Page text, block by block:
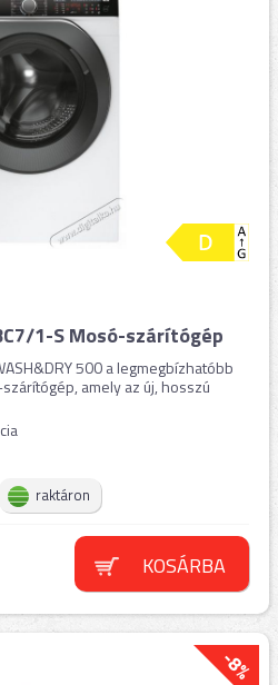
1-S Mosó-szárítógép
500 a legmegbízhatóbb
amely az új, hosszú
raktáron
KOSÁRBA
-8%